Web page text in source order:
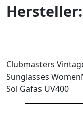
Clubmasters
Sunglasses
Sol Gafas UV400